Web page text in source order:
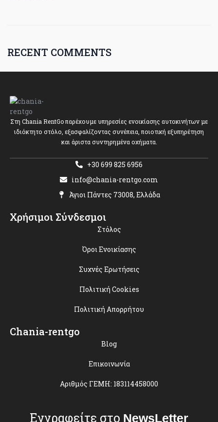
RECENT COMMENTS
Στη Chania RentGo παρέχουμε υπηρεσίες ενοικίασης αυτοκινήτων με
ιδιόκτητο στόλο, εξασφαλίζοντας συνέπεια, ποιοτική εξυπηρέτηση
και άριστα συντηρημένα οχήματα.
+30 699 825 6956
info@chania-rentgo.com
Άγιοι Πάντες 73008, Ελλάδα
Χρήσιμοι Σύνδεσμοι
Στόλος
Όροι Ενοικίασης
Συχνές Ερωτήσεις
Πολιτική Cookies
Πολιτική Απορρήτου
Chania-rentgo
Blog
Επικοινωνία
Αριθμός ΓΕΜΗ: 183114458000
Εγγραφείτε στο NewsLetter